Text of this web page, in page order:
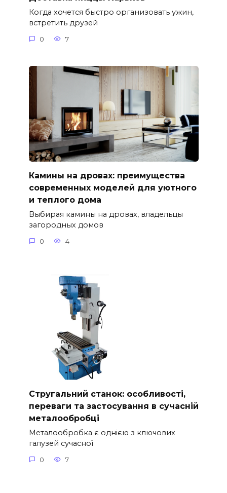
Когда хочется быстро организовать ужин,
встретить друзей
0 7
Камины на дровах: преимущества
современных моделей для уютного
и теплого дома
Выбирая камины на дровах, владельцы
загородных домов
0 4
Стругальний станок: особливості,
переваги та застосування в сучасній
металообробці
Металообробка є однією з ключових
галузей сучасної
0 7